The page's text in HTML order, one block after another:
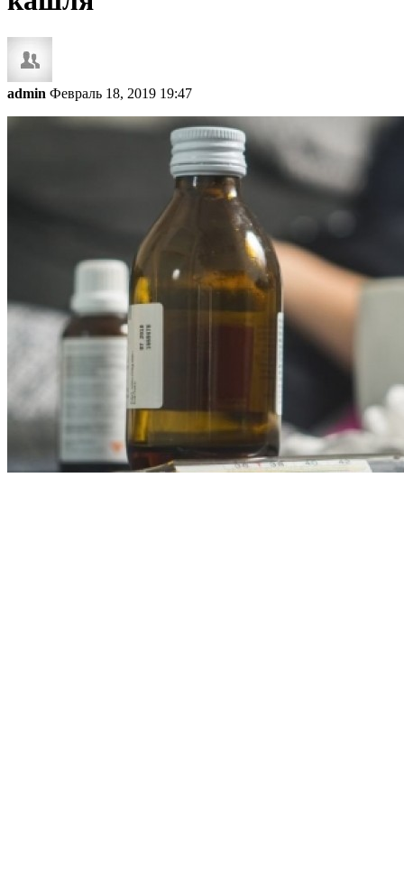
admin Февраль 18, 2019 19:47